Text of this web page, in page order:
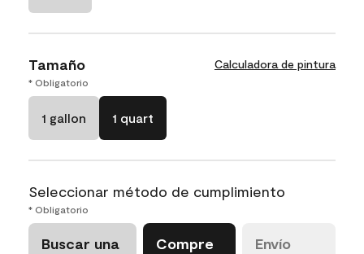
Tamaño Calculadora de pintura
* Obligatorio
1 gallon 1 quart
Seleccionar método de cumplimiento
* Obligatorio
Buscar una
Compre
Envío